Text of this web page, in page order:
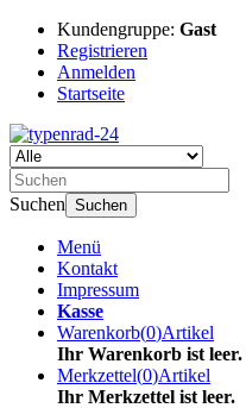
Kundengruppe: Gast
Registrieren
Anmelden
Startseite
Suchen Suchen
Menü
Kontakt
Impressum
Kasse
Warenkorb(0)Artikel
Ihr Warenkorb ist leer.
Merkzettel(0)Artikel
Ihr Merkzettel ist leer.